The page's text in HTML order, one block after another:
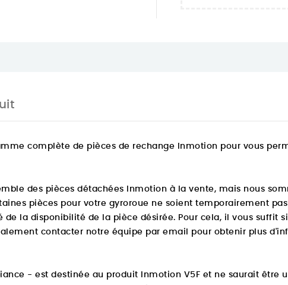
complète de pièces de rechange Inmotion pour vous
des pièces détachées Inmotion à la vente, mais nous
pièces pour votre gyroroue ne soient temporairement
la disponibilité de la pièce désirée. Pour cela, il vous suffit
contacter notre équipe par email pour obtenir plus
- est destinée au produit Inmotion V5F et ne saurait être